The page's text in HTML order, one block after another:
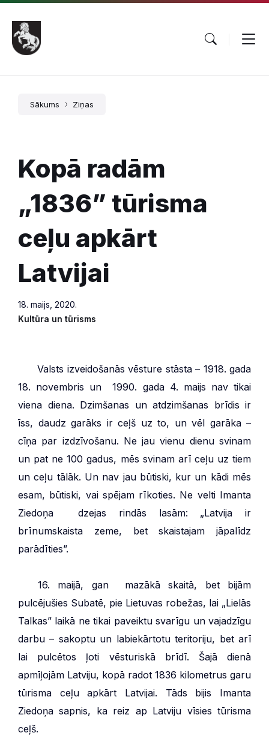
Pāriet
saturu
Skip
main
navigation
Skip
footer
Sākums Ziņas
Kopā radām
„1836” tūrisma
ceļu apkārt
Latvijai
18. maijs, 2020.
Kultūra un tūrisms
Valsts izveidošanās vēsture stāsta – 1918. gada
18. novembris un 1990. gada 4. maijs nav tikai
viena diena. Dzimšanas un atdzimšanas brīdis ir
īss, daudz garāks ir ceļš uz to, un vēl garāka –
cīņa par izdzīvošanu. Ne jau vienu dienu svinam
un pat ne 100 gadus, mēs svinam arī ceļu uz tiem
un ceļu tālāk. Un nav jau būtiski, kur un kādi mēs
esam, būtiski, vai spējam rīkoties. Ne velti Imanta
Ziedoņa dzejas rindās lasām: „Latvija ir
brīnumskaista zeme, bet skaistajam jāpalīdz
parādīties”.
16. maijā, gan mazākā skaitā, bet bijām
pulcējušies Subatē, pie Lietuvas robežas, lai „Lielās
Talkas” laikā ne tikai paveiktu svarīgu un vajadzīgu
darbu – sakoptu un labiekārtotu teritoriju, bet arī
lai pulcētos ļoti vēsturiskā brīdī. Šajā dienā
apmīļojām Latviju, kopā radot 1836 kilometrus garu
tūrisma ceļu apkārt Latvijai. Tāds bijis Imanta
Ziedoņa sapnis, ka reiz ap Latviju vīsies tūrisma
ceļš.